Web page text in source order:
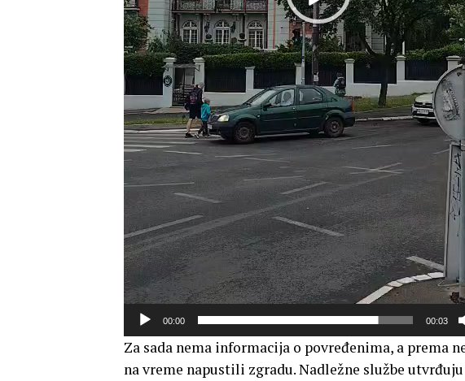
00:00 00:03
Za sada nema informacija o povređenima, a prema
na vreme napustili zgradu. Nadležne službe